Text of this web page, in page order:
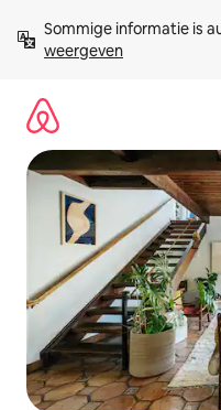
direct
naar
Sommige informatie is
weergeven